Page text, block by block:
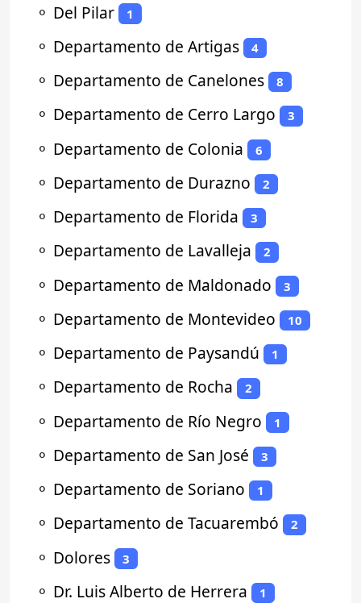
⚬ Del Pilar 1
⚬ Departamento de Artigas 4
⚬ Departamento de Canelones 8
⚬ Departamento de Cerro Largo 3
⚬ Departamento de Colonia 6
⚬ Departamento de Durazno 2
⚬ Departamento de Florida 3
⚬ Departamento de Lavalleja 2
⚬ Departamento de Maldonado 3
⚬ Departamento de Montevideo 10
⚬ Departamento de Paysandú 1
⚬ Departamento de Rocha 2
⚬ Departamento de Río Negro 1
⚬ Departamento de San José 3
⚬ Departamento de Soriano 1
⚬ Departamento de Tacuarembó 2
⚬ Dolores 3
⚬ Dr. Luis Alberto de Herrera 1